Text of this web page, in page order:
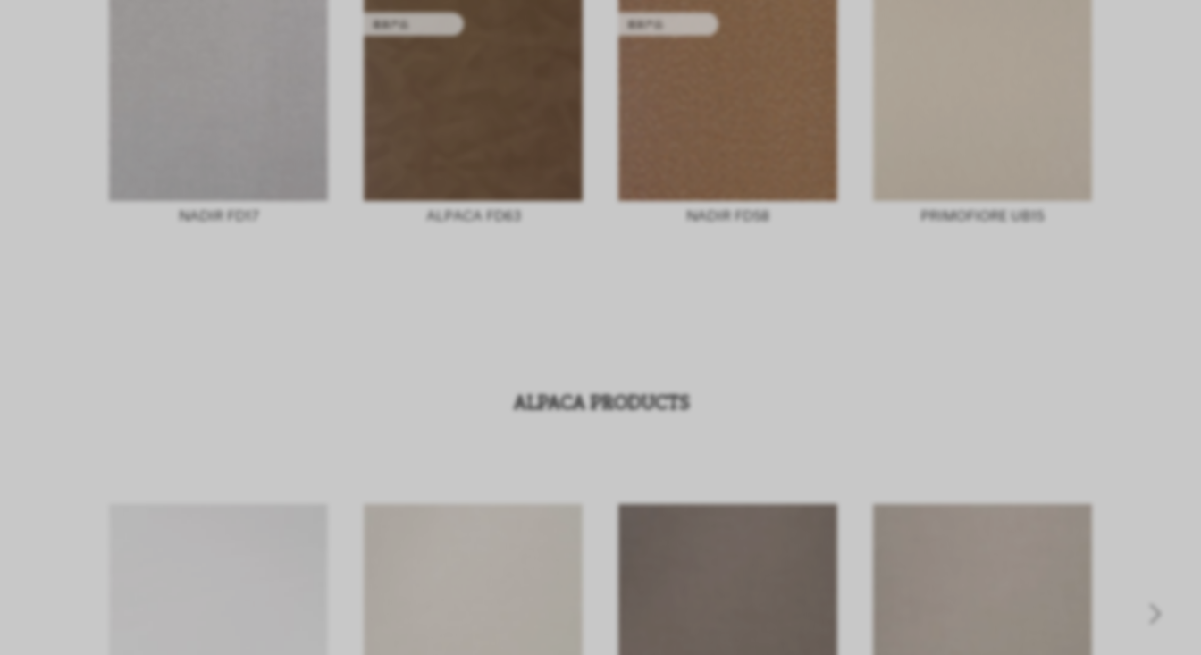
NADIR FD17
最新产品
ALPACA FD63
最新产品
NADIR FD58 PRIMOFIORE UB15
ALPACA PRODUCTS